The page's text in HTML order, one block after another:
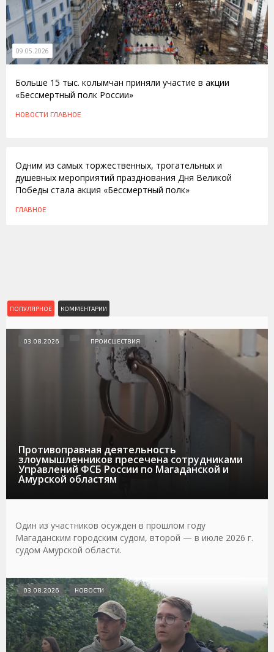
09.05.2026
Больше 15 тыс. колымчан приняли участие в акции
«Бессмертный полк России»
НОВОСТИ ГЛАВНОЕ
Одним из самых торжественных, трогательных и
душевных мероприятий празднования Дня Великой
Победы стала акция «Бессмертный полк»
ГЛАВНОЕ
ПОПУЛЯРНОЕ КОММЕНТАРИИ
Противоправная деятельность
злоумышленников пресечена сотрудниками
Управлений ФСБ России по Магаданской и
Амурской областям
03.08.2026 ПРОИСШЕСТВИЯ
Один из участников осужден в прошлом году
Магаданским городским судом, второй — в июле 2026 г.
судом Амурской области.
03.08.2026 НОВОСТИ